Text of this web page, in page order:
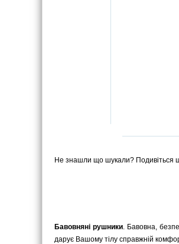
Не знашли що шукали? Подивіться
Бавовняні рушники. Бавовна,
дарує Вашому тілу справжній